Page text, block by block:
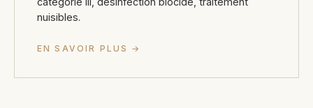
nuisibles.
EN SAVOIR PLUS →